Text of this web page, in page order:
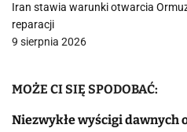
Iran stawia warunki otwarcia
reparacji
9 sierpnia 2026
MOŻE CI SIĘ SPODOBAĆ:
Niezwykłe wyścigi dawnych